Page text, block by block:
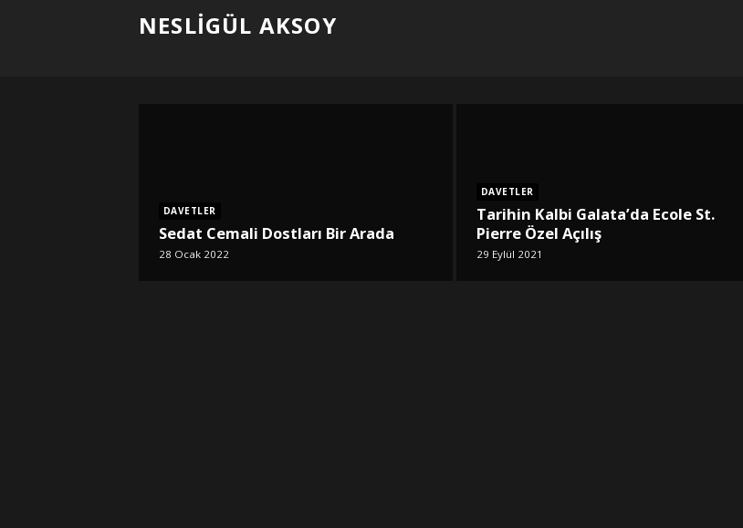
NESLIGÜL AKSOY
DAVETLER
Sedat Cemali Dostları Bir Arada
28 Ocak 2022
DAVETLER
Tarihin Kalbi Galata’da Ecole St.
Pierre Özel Açılış
29 Eylül 2021